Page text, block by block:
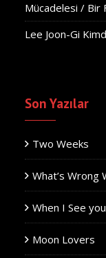
Mücadelesi / Bir
Lee Joon-Gi
Son Yazılar
Two Weeks
What’s Wrong
When I See
Moon Lovers